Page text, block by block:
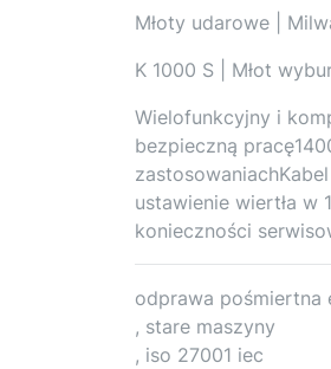
Młoty udarowe |
K 1000 S | Młot
Wielofunkcyjny i
bezpieczną
ustawienie wiertła w
konieczności
odprawa pośmiertna
, stare maszyny
, iso 27001 iec